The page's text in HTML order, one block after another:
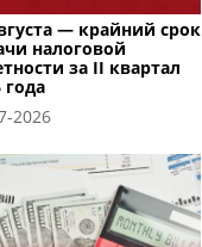
— крайний срок
налоговой
за II квартал
года
2026